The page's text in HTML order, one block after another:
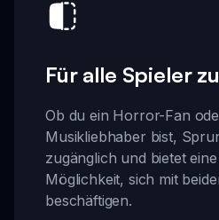
Für alle Spieler
Ob du ein Horror-Fan
Musikliebhaber bist,
zugänglich und bietet
Möglichkeit, sich mit
beschäftigen.